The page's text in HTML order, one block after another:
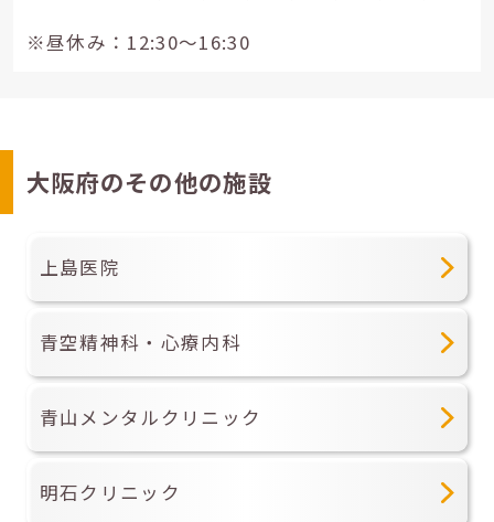
※昼休み：12:30～16:30
大阪府のその他の施設
上島医院
青空精神科・心療内科
青山メンタルクリニック
明石クリニック